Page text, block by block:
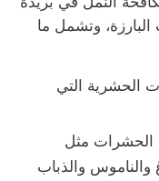
وتشمل ما
الحشرية التي
الحشرات مثل
والناموس والذباب